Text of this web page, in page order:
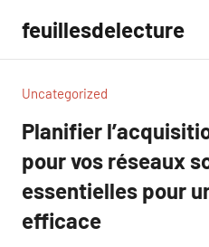
contenu
feuillesdelecture
Uncategorized
Planifier
pour vos réseaux
essentielles pour
efficace